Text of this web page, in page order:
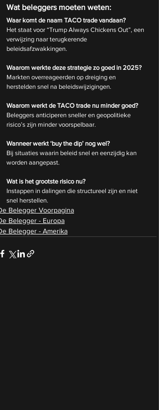
Wat beleggers moeten weten:
Waar komt de naam TACO trade vandaan?
Het staat voor “Trump Always Chickens Out”, een
verwijzing naar terugkerende
beleidsafzwakkingen.
Waarom werkte deze strategie zo goed in 2025?
Markten overreageerden op dreiging en
herstelden snel na beleidswijzigingen.
Waarom werkt de TACO trade nu minder goed?
Beleggers anticiperen sneller en geopolitieke
risico’s zijn minder voorspelbaar.
Wanneer werkt ‘buy the dip’ nog wel?
Bij situaties waarin beleid snel en eenzijdig kan
worden aangepast.
Wat is het grootste risico nu?
Instappen in dalingen die structureel zijn en niet
snel herstellen.
Belegger Voorpagina
Belegger - Europa
Belegger - Amerika